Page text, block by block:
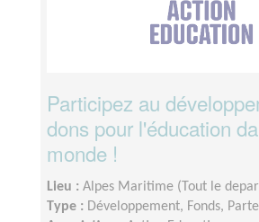
Participez au
dons pour l'éducation
monde !
Lieu : Alpes Maritime (Tout le
Type : Développement, Fonds,